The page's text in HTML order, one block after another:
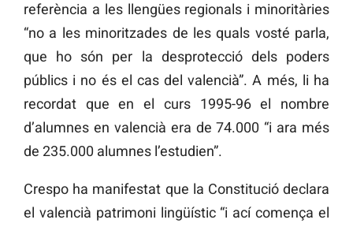
referència a les llengües regionals i minoritàries
“no a les minoritzades de les quals vosté parla,
que ho són per la desprotecció dels poders
públics i no és el cas del valencià”. A més, li ha
recordat que en el curs 1995-96 el nombre
d’alumnes en valencià era de 74.000 “i ara més
de 235.000 alumnes l’estudien”.
Crespo ha manifestat que la Constitució declara
el valencià patrimoni lingüístic “i ací comença el